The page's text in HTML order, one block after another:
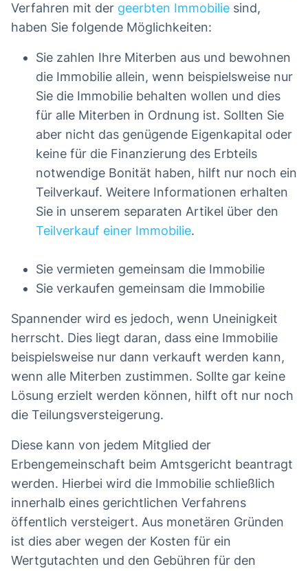
Verfahren mit der geerbten Immobilie sind,
haben Sie folgende Möglichkeiten:
Sie zahlen Ihre Miterben aus und bewohnen
die Immobilie allein, wenn beispielsweise nur
Sie die Immobilie behalten wollen und dies
für alle Miterben in Ordnung ist. Sollten Sie
aber nicht das genügende Eigenkapital oder
keine für die Finanzierung des Erbteils
notwendige Bonität haben, hilft nur noch ein
Teilverkauf. Weitere Informationen erhalten
Sie in unserem separaten Artikel über den
Teilverkauf einer Immobilie.
Sie vermieten gemeinsam die Immobilie
Sie verkaufen gemeinsam die Immobilie
Spannender wird es jedoch, wenn Uneinigkeit
herrscht. Dies liegt daran, dass eine Immobilie
beispielsweise nur dann verkauft werden kann,
wenn alle Miterben zustimmen. Sollte gar keine
Lösung erzielt werden können, hilft oft nur noch
die Teilungsversteigerung.
Diese kann von jedem Mitglied der
Erbengemeinschaft beim Amtsgericht beantragt
werden. Hierbei wird die Immobilie schließlich
innerhalb eines gerichtlichen Verfahrens
öffentlich versteigert. Aus monetären Gründen
ist dies aber wegen der Kosten für ein
Wertgutachten und den Gebühren für den